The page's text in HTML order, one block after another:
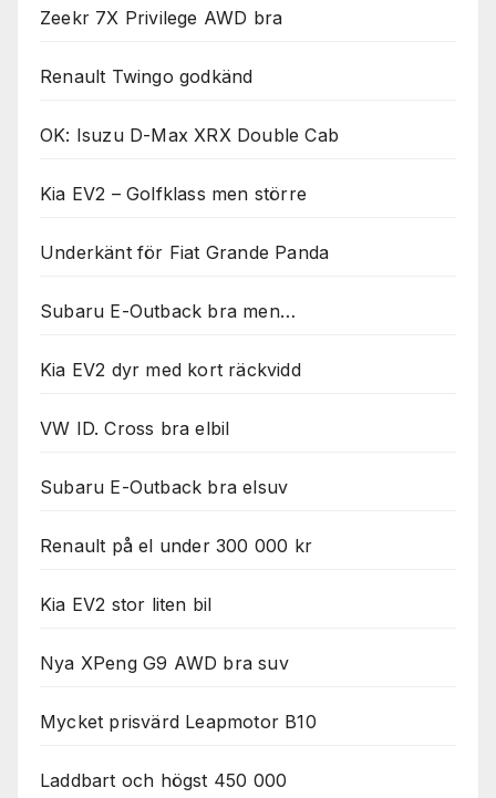
Zeekr 7X Privilege AWD bra
Renault Twingo godkänd
OK: Isuzu D-Max XRX Double Cab
Kia EV2 – Golfklass men större
Underkänt för Fiat Grande Panda
Subaru E-Outback bra men…
Kia EV2 dyr med kort räckvidd
VW ID. Cross bra elbil
Subaru E-Outback bra elsuv
Renault på el under 300 000 kr
Kia EV2 stor liten bil
Nya XPeng G9 AWD bra suv
Mycket prisvärd Leapmotor B10
Laddbart och högst 450 000